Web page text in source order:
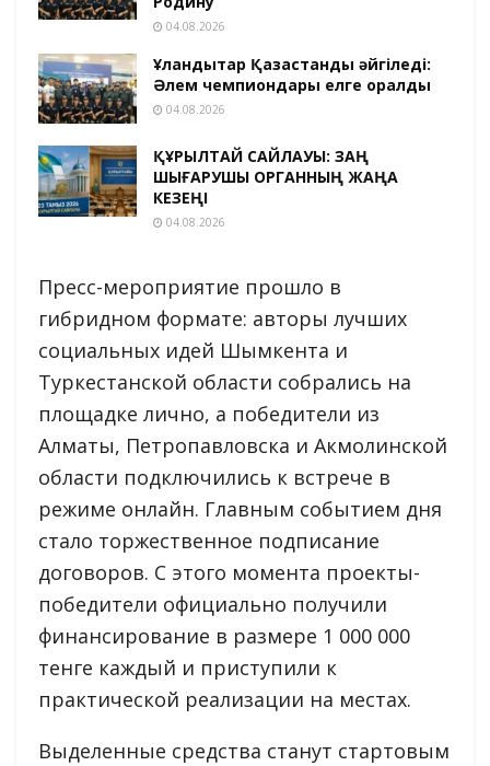
04.08.2026
Ұландықтар Қазақстанды әйгіледі:
Әлем чемпиондары елге оралды
04.08.2026
ҚҰРЫЛТАЙ САЙЛАУЫ: ЗАҢ
ШЫҒАРУШЫ ОРГАННЫҢ ЖАҢА
КЕЗЕҢІ
04.08.2026
Пресс-мероприятие прошло в
гибридном формате: авторы лучших
социальных идей Шымкента и
Туркестанской области собрались на
площадке лично, а победители из
Алматы, Петропавловска и Акмолинской
области подключились к встрече в
режиме онлайн. Главным событием дня
стало торжественное подписание
договоров. С этого момента проекты-
победители официально получили
финансирование в размере 1 000 000
тенге каждый и приступили к
практической реализации на местах.
Выделенные средства станут стартовым